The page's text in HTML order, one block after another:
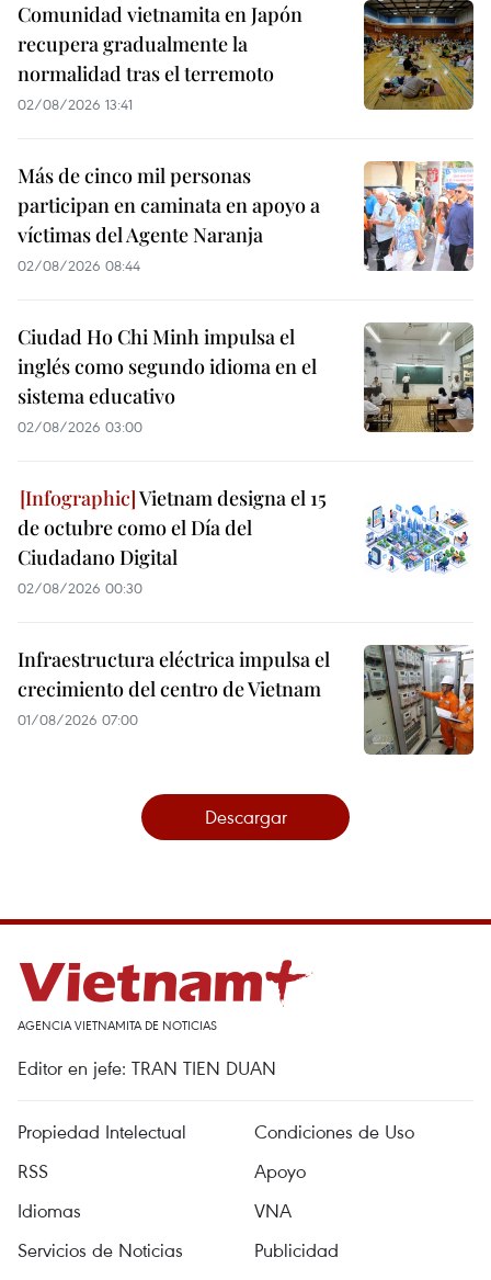
Comunidad vietnamita en Japón
recupera gradualmente la
normalidad tras el terremoto
02/08/2026 13:41
Más de cinco mil personas
participan en caminata en apoyo a
víctimas del Agente Naranja
02/08/2026 08:44
Ciudad Ho Chi Minh impulsa el
inglés como segundo idioma en el
sistema educativo
02/08/2026 03:00
Vietnam designa el 15
de octubre como el Día del
Ciudadano Digital
02/08/2026 00:30
Infraestructura eléctrica impulsa el
crecimiento del centro de Vietnam
01/08/2026 07:00
Descargar
AGENCIA VIETNAMITA DE NOTICIAS
Editor en jefe: TRAN TIEN DUAN
Propiedad Intelectual
Condiciones de Uso
RSS
Apoyo
Idiomas
VNA
Servicios de Noticias
Publicidad